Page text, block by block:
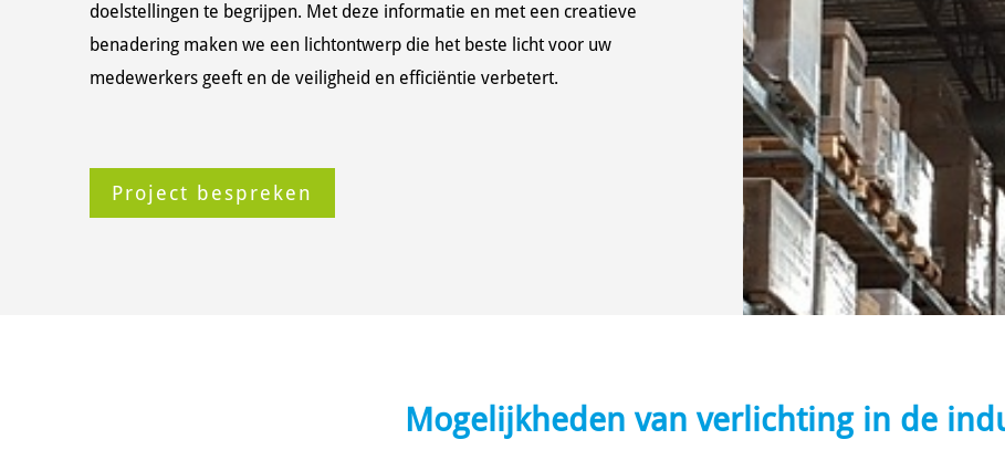
doelstellingen te begrijpen. Met deze informatie en met een creatieve
benadering maken we een lichtontwerp die het beste licht voor uw
medewerkers geeft en de veiligheid en efficiëntie verbetert.
Project bespreken
Mogelijkheden van verlichting in de